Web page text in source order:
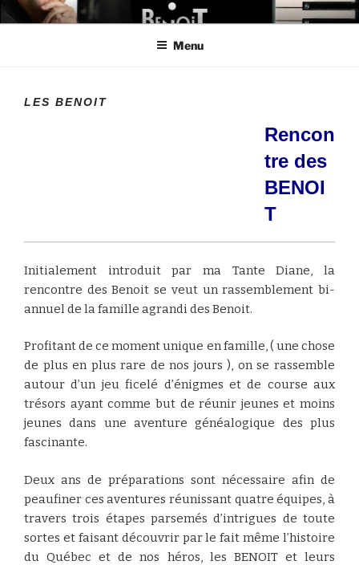
Aller
au
LE MONDE DE BENOIT
Créateur de projets
Menu
LES BENOIT
Rencon
tre des
BENOI
T
Initialement introduit par ma Tante Diane, la
rencontre des Benoit se veut un rassemblement bi-
annuel de la famille agrandi des Benoit.
Profitant de ce moment unique en famille, ( une chose
de plus en plus rare de nos jours ), on se rassemble
autour d’un jeu ficelé d’énigmes et de course aux
trésors ayant comme but de réunir jeunes et moins
jeunes dans une aventure généalogique des plus
fascinante.
Deux ans de préparations sont nécessaire afin de
peaufiner ces aventures réunissant quatre équipes, à
travers trois étapes parsemés d’intrigues de toute
sortes et faisant découvrir par le fait même l’histoire
du Québec et de nos héros, les BENOIT et leurs